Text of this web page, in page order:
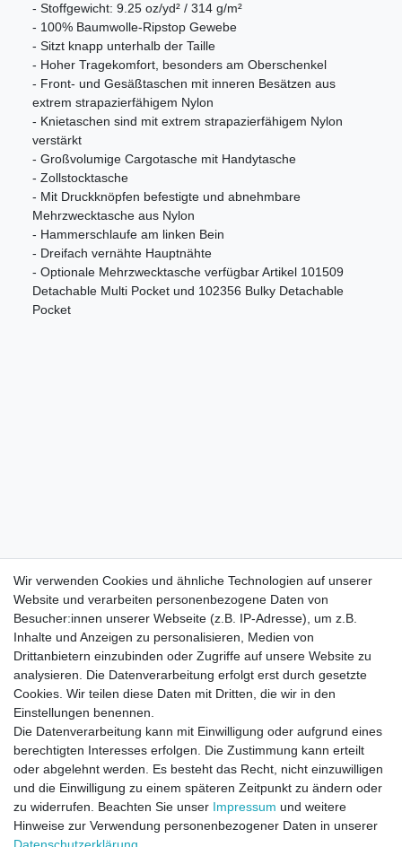
- Stoffgewicht: 9.25 oz/yd² / 314 g/m²
- 100% Baumwolle-Ripstop Gewebe
- Sitzt knapp unterhalb der Taille
- Hoher Tragekomfort, besonders am Oberschenkel
- Front- und Gesäßtaschen mit inneren Besätzen aus
extrem strapazierfähigem Nylon
- Knietaschen sind mit extrem strapazierfähigem Nylon
verstärkt
- Großvolumige Cargotasche mit Handytasche
- Zollstocktasche
- Mit Druckknöpfen befestigte und abnehmbare
Mehrzwecktasche aus Nylon
- Hammerschlaufe am linken Bein
- Dreifach vernähte Hauptnähte
- Optionale Mehrzwecktasche verfügbar Artikel 101509
Detachable Multi Pocket und 102356 Bulky Detachable
Pocket
Direktkontakt per Telefon unter 04331 / 4928-910
Wir verwenden Cookies und ähnliche Technologien auf unserer
Website und verarbeiten personenbezogene Daten von
Besucher:innen unserer Webseite (z.B. IP-Adresse), um z.B.
Inhalte und Anzeigen zu personalisieren, Medien von
Drittanbietern einzubinden oder Zugriffe auf unsere Website zu
analysieren. Die Datenverarbeitung erfolgt erst durch gesetzte
Cookies. Wir teilen diese Daten mit Dritten, die wir in den
Einstellungen benennen.
Die Datenverarbeitung kann mit Einwilligung oder aufgrund eines
berechtigten Interesses erfolgen. Die Zustimmung kann erteilt
oder abgelehnt werden. Es besteht das Recht, nicht einzuwilligen
und die Einwilligung zu einem späteren Zeitpunkt zu ändern oder
zu widerrufen. Beachten Sie unser Impressum und weitere
Hinweise zur Verwendung personenbezogener Daten in unserer